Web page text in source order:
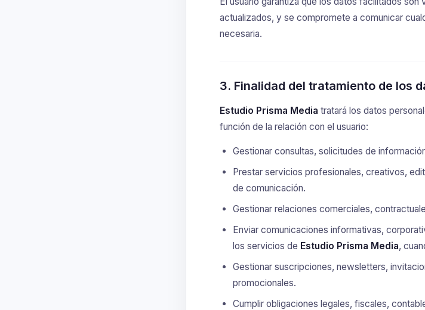
actualizados, y se compromete a comunicar
necesaria.
3. Finalidad del tratamiento de los
Estudio Prisma Media tratará los datos
función de la relación con el usuario:
Gestionar consultas, solicitudes de
Prestar servicios profesionales, creativos,
de comunicación.
Gestionar relaciones comerciales,
Enviar comunicaciones informativas,
los servicios de Estudio Prisma Media,
Gestionar suscripciones, newsletters,
promocionales.
Cumplir obligaciones legales, fiscales,